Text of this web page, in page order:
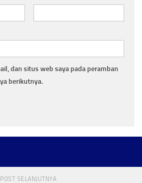
dan situs web saya pada peramban
berikutnya.
POST SELANJUTNYA